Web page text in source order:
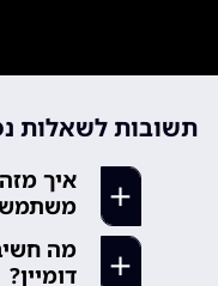
תשובות לשאלות
איך
נלמדמה
דומיין?